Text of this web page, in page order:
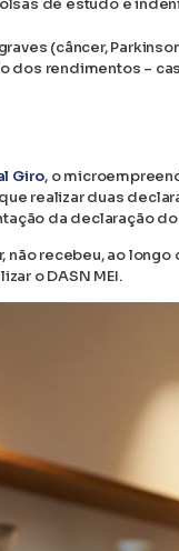
de estudo e
(câncer,
dos rendimentos –
Giro, o
realizar duas
da declaração
não recebeu, ao
o DASN MEI.